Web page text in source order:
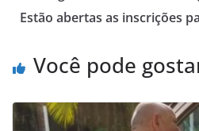
Estão abertas as inscrições
Você pode